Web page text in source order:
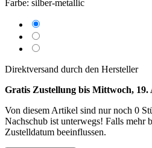
Farbe: silber-metallic
Direktversand durch den Hersteller
Gratis Zustellung bis Mittwoch, 19.
Von diesem Artikel sind nur noch 0
Nachschub ist unterwegs! Falls mehr
Zustelldatum beeinflussen.